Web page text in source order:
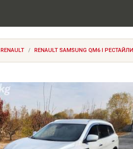
RENAULT RENAULT SAMSUNG QM6 I